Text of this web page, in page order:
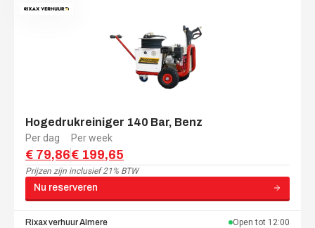
Hogedrukreiniger 140 Bar, Benz
Per dag
€ 79,86
Per week
€ 199,65
Prijzen zijn inclusief 21% BTW
Nu reserveren
Rixax verhuurAlmere Open tot 12:00